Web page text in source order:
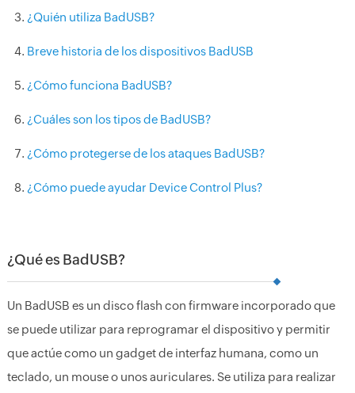
¿Quién utiliza BadUSB?
Breve historia de los dispositivos BadUSB
¿Cómo funciona BadUSB?
¿Cuáles son los tipos de BadUSB?
¿Cómo protegerse de los ataques BadUSB?
¿Cómo puede ayudar Device Control Plus?
¿Qué es BadUSB?
Un BadUSB es un disco flash con firmware incorporado que
se puede utilizar para reprogramar el dispositivo y permitir
que actúe como un gadget de interfaz humana, como un
teclado, un mouse o unos auriculares. Se utiliza para realizar